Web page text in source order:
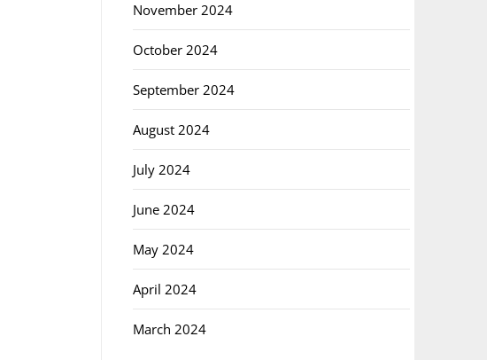
November 2024
October 2024
September 2024
August 2024
July 2024
June 2024
May 2024
April 2024
March 2024